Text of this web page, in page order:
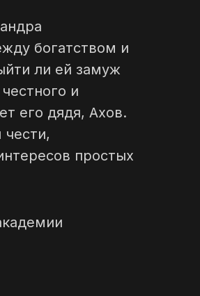
богатством и
ли ей замуж
и
его дядя, Ахов.
простых